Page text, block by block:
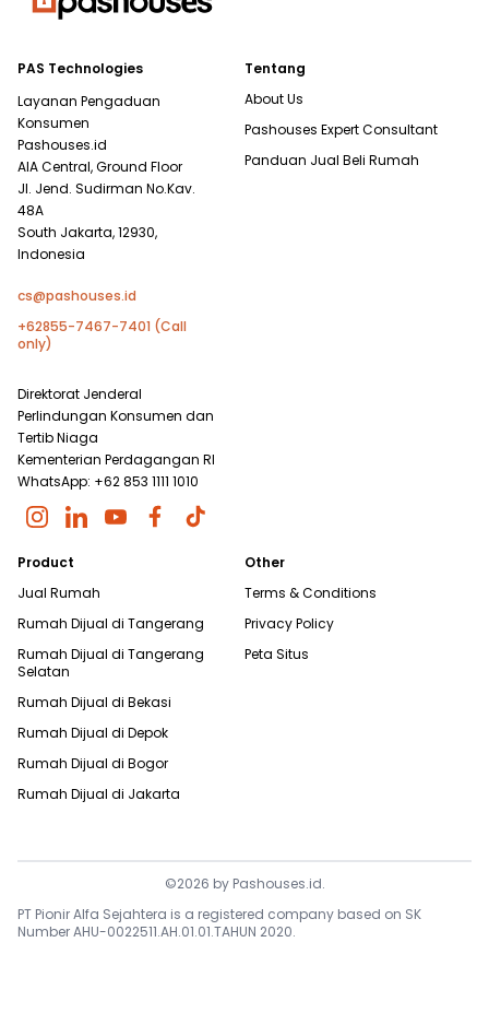
PAS Technologies
Layanan Pengaduan
Konsumen
Pashouses.id
AIA Central, Ground Floor
Jl. Jend. Sudirman No.Kav.
48A
South Jakarta, 12930,
Indonesia
cs@pashouses.id
+62855-7467-7401 (Call
only)
Direktorat Jenderal
Perlindungan Konsumen dan
Tertib Niaga
Kementerian Perdagangan RI
WhatsApp: +62 853 1111 1010
Tentang
About Us
Pashouses Expert Consultant
Panduan Jual Beli Rumah
Product
Jual Rumah
Rumah Dijual di Tangerang
Rumah Dijual di Tangerang
Selatan
Rumah Dijual di Bekasi
Rumah Dijual di Depok
Rumah Dijual di Bogor
Rumah Dijual di Jakarta
Other
Terms & Conditions
Privacy Policy
Peta Situs
©2026 by Pashouses.id.
PT Pionir Alfa Sejahtera is a registered company based on SK
Number AHU-0022511.AH.01.01.TAHUN 2020.